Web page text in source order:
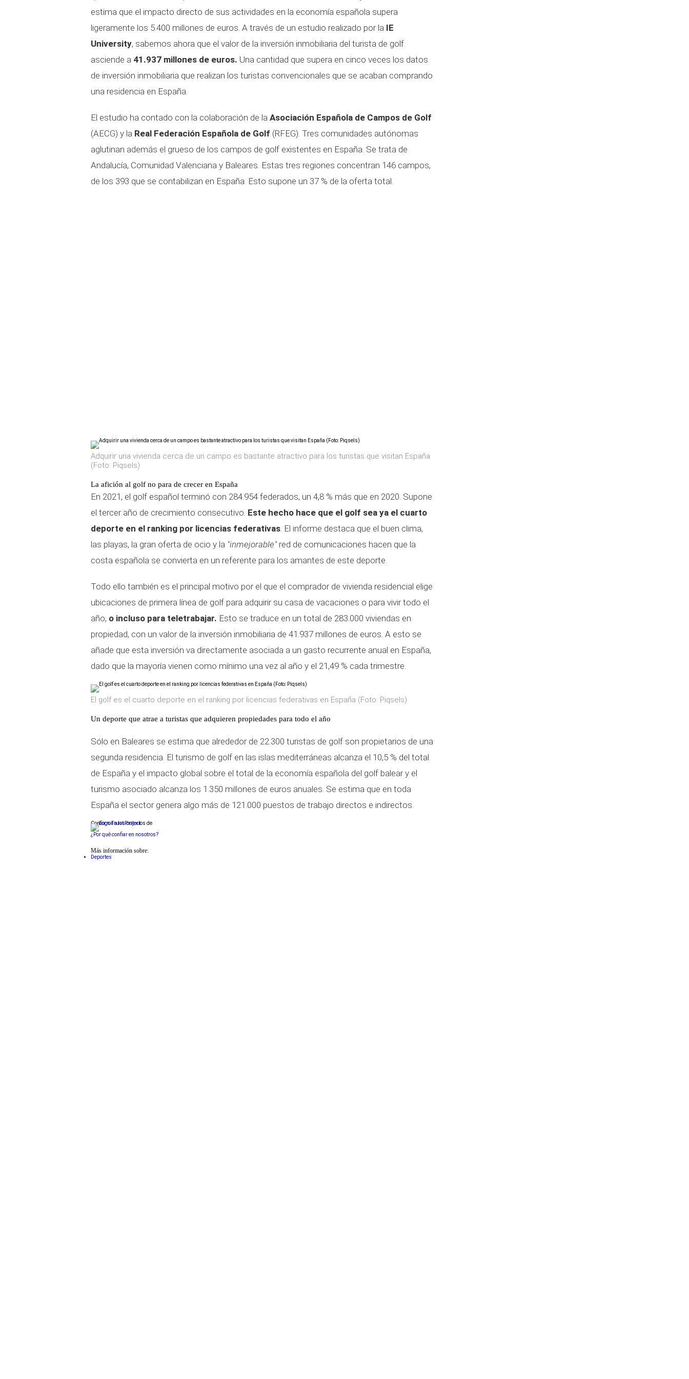
estima que el impacto directo de sus actividades en la economía española supera
ligeramente los 5.400 millones de euros. A través de un estudio realizado por la IE
University, sabemos ahora que el valor de la inversión inmobiliaria del turista de golf
asciende a 41.937 millones de euros. Una cantidad que supera en cinco veces los datos
de inversión inmobiliaria que realizan los turistas convencionales que se acaban comprando
una residencia en España.
El estudio ha contado con la colaboración de la Asociación Española de Campos de Golf
(AECG) y la Real Federación Española de Golf (RFEG). Tres comunidades autónomas
aglutinan además el grueso de los campos de golf existentes en España. Se trata de
Andalucía, Comunidad Valenciana y Baleares. Estas tres regiones concentran 146 campos,
de los 393 que se contabilizan en España. Esto supone un 37 % de la oferta total.
Adquirir una vivienda cerca de un campo es bastante atractivo para los turistas que visitan España
(Foto: Piqsels)
La afición al golf no para de crecer en España
En 2021, el golf español terminó con 284.954 federados, un 4,8 % más que en 2020. Supone
el tercer año de crecimiento consecutivo. Este hecho hace que el golf sea ya el cuarto
deporte en el ranking por licencias federativas. El informe destaca que el buen clima,
las playas, la gran oferta de ocio y la "inmejorable" red de comunicaciones hacen que la
costa española se convierta en un referente para los amantes de este deporte.
Todo ello también es el principal motivo por el que el comprador de vivienda residencial elige
ubicaciones de primera línea de golf para adquirir su casa de vacaciones o para vivir todo el
año, o incluso para teletrabajar. Esto se traduce en un total de 283.000 viviendas en
propiedad, con un valor de la inversión inmobiliaria de 41.937 millones de euros. A esto se
añade que esta inversión va directamente asociada a un gasto recurrente anual en España,
dado que la mayoría vienen como mínimo una vez al año y el 21,49 % cada trimestre.
El golf es el cuarto deporte en el ranking por licencias federativas en España (Foto: Piqsels)
Un deporte que atrae a turistas que adquieren propiedades para todo el año
Sólo en Baleares se estima que alrededor de 22.300 turistas de golf son propietarios de una
segunda residencia. El turismo de golf en las islas mediterráneas alcanza el 10,5 % del total
de España y el impacto global sobre el total de la economía española del golf balear y el
turismo asociado alcanza los 1.350 millones de euros anuales. Se estima que en toda
España el sector genera algo más de 121.000 puestos de trabajo directos e indirectos.
Conforme a los criterios de
¿Por qué confiar en nosotros?
Más información sobre:
Deportes